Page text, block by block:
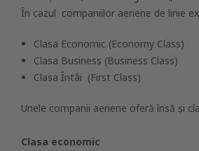
În cazul companiilor aeriene de linie
Clasa Economic (Economy Class)
Clasa Business (Business Class)
Clasa Întâi (First Class)
Unele companii aeriene oferă însă și
Clasa economic